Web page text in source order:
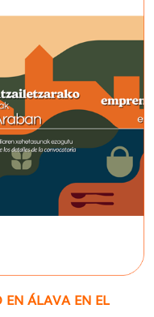
EN ÁLAVA EN EL